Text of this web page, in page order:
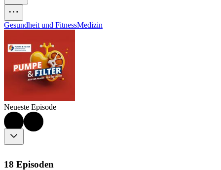
Gesundheit und FitnessMedizin
Neueste Episode
18 Episoden